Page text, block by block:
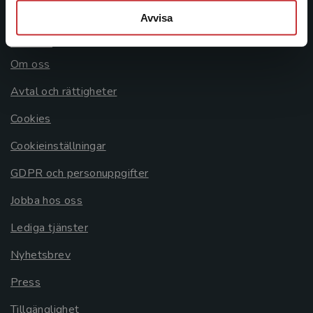
Avvisa
Allmänna länkar
Om oss
Avtal och rättigheter
Cookies
Cookieinställningar
GDPR och personuppgifter
Jobba hos oss
Lediga tjänster
Nyhetsbrev
Press
Tillgänglighet